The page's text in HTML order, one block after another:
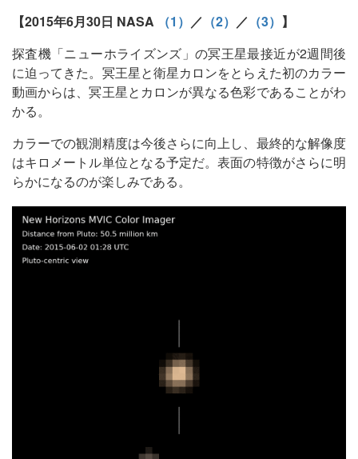
【2015年6月30日 NASA （1） ／ （2） ／ （3） 】
探査機「ニューホライズンズ」の冥王星最接近が2週間後
に迫ってきた。冥王星と衛星カロンをとらえた初のカラー
動画からは、冥王星とカロンが異なる色彩であることがわ
かる。
カラーでの観測精度は今後さらに向上し、最終的な解像度
はキロメートル単位となる予定だ。表面の特徴がさらに明
らかになるのが楽しみである。